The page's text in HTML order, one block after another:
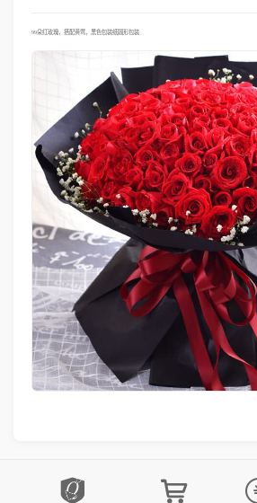
99朵红玫瑰，搭配黄莺，黑色包装纸圆形包装